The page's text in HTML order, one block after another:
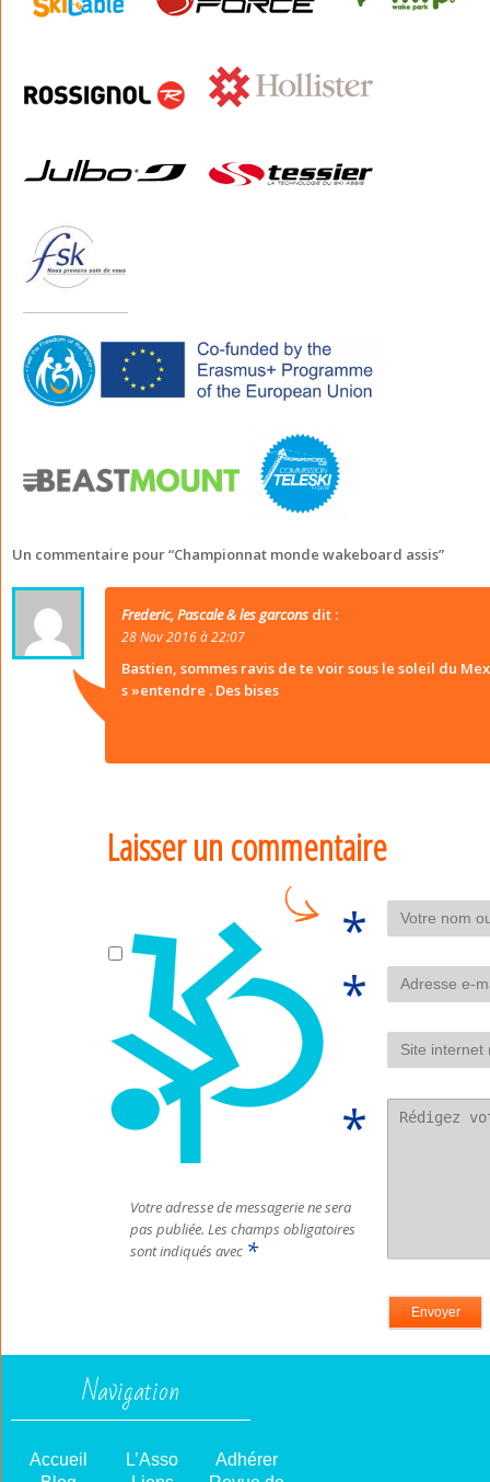
Un commentaire pour “Championnat monde wakeboard assis”
Frederic, Pascale & les garcons dit :
28 Nov 2016 à 22:07
Bastien, sommes ravis de te voir sous le soleil du
s »entendre . Des bises
Laisser un commentaire
Votre adresse de messagerie ne sera
pas publiée. Les champs obligatoires
sont indiqués avec *
Navigation
Accueil L’Asso
Adhérer